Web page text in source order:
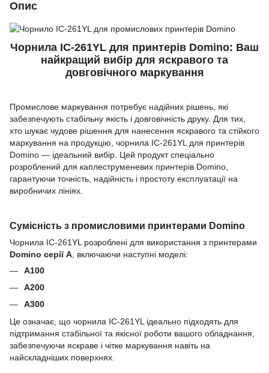
Опис
Чорнила IC-261YL для принтерів Domino: Ваш
найкращий вибір для яскравого та
довговічного маркування
Промислове маркування потребує надійних рішень, які
забезпечують стабільну якість і довговічність друку. Для тих,
хто шукає чудове рішення для нанесення яскравого та стійкого
маркування на продукцію, чорнила IC-261YL для принтерів
Domino — ідеальний вибір. Цей продукт спеціально
розроблений для каплеструменевих принтерів Domino,
гарантуючи точність, надійність і простоту експлуатації на
виробничих лініях.
Сумісність з промисловими принтерами Domino
Чорнила IC-261YL розроблені для використання з принтерами
Domino серії A , включаючи наступні моделі:
A100
A200
A300
Це означає, що чорнила IC-261YL ідеально підходять для
підтримання стабільної та якісної роботи вашого обладнання,
забезпечуючи яскраве і чітке маркування навіть на
найскладніших поверхнях.